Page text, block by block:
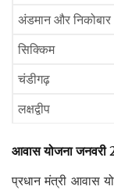
अंडमान और निकोबार
सिक्किम
चंडीगढ़
लक्षद्वीप
आवास योजना जनवरी
प्रधान मंत्री आवास